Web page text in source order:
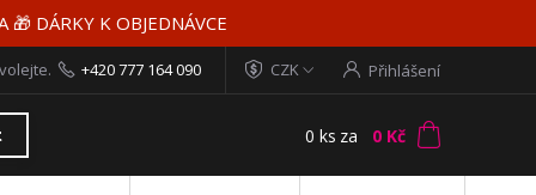
DÁRKY K OBJEDNÁVCE
CZK Přihlášení
+420 777 164 090
0 ks za 0 Kč